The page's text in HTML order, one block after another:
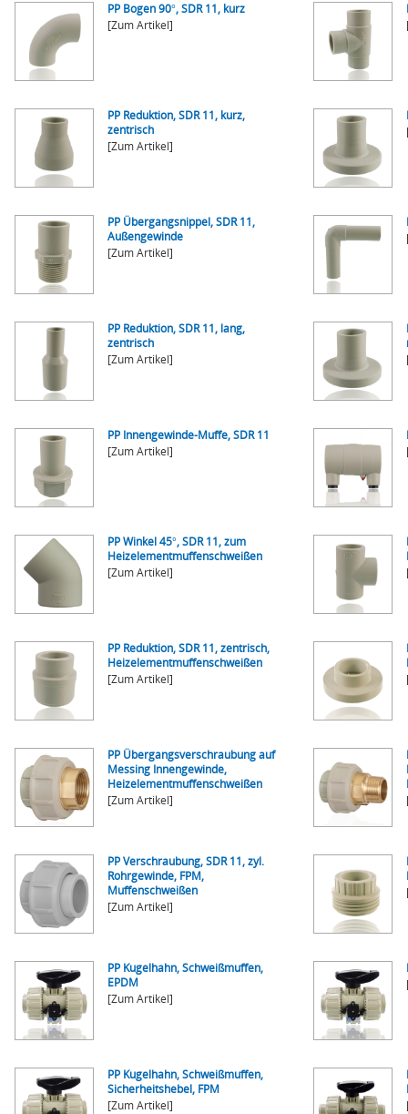
PP Bogen 90°, SDR 11, kurz
[Zum Artikel]
PP Reduktion, SDR 11, kurz,
zentrisch
[Zum Artikel]
PP Übergangsnippel, SDR 11,
Außengewinde
[Zum Artikel]
PP Reduktion, SDR 11, lang,
zentrisch
[Zum Artikel]
PP Innengewinde-Muffe, SDR 11
[Zum Artikel]
PP Winkel 45°, SDR 11, zum
Heizelementmuffenschweißen
[Zum Artikel]
PP Reduktion, SDR 11, zentrisch,
Heizelementmuffenschweißen
[Zum Artikel]
PP Übergangsverschraubung auf
Messing Innengewinde,
Heizelementmuffenschweißen
[Zum Artikel]
PP Verschraubung, SDR 11, zyl.
Rohrgewinde, FPM,
Muffenschweißen
[Zum Artikel]
PP Kugelhahn, Schweißmuffen,
EPDM
[Zum Artikel]
PP Kugelhahn, Schweißmuffen,
Sicherheitshebel, FPM
[Zum Artikel]